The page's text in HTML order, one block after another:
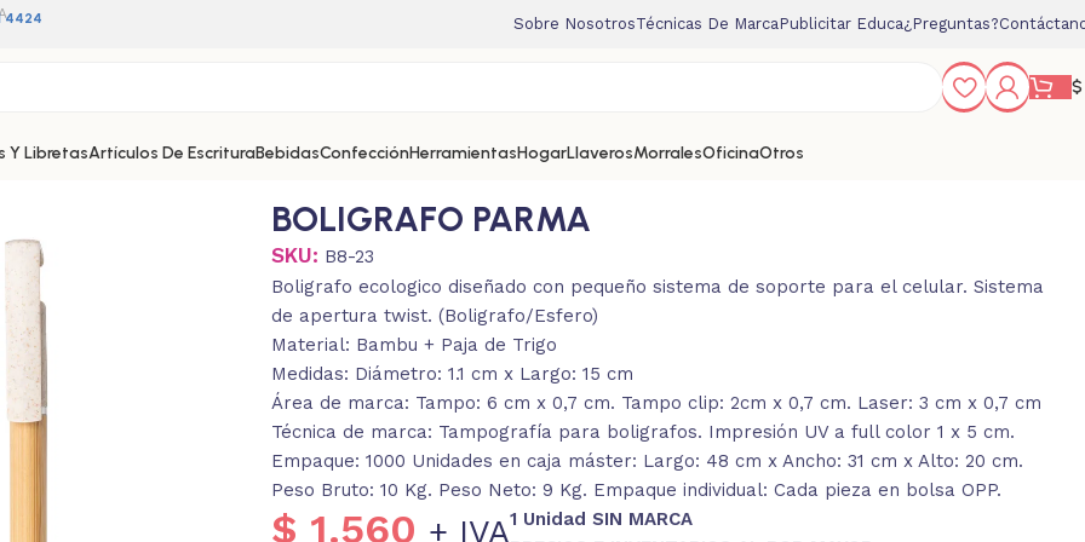
4424 Sobre NosotrosTécnicas De MarcaPublicitar Educa¿Preguntas?
$
Y LibretasArtículos De EscrituraBebidasConfecciónHerramientasHogarLlaverosMorralesOficinaOtros
BOLIGRAFO PARMA
SKU: B8-23
Boligrafo ecologico diseñado con pequeño sistema de soporte para el celular. Sistema
de apertura twist. (Boligrafo/Esfero)
Material: Bambu + Paja de Trigo
Medidas: Diámetro: 1.1 cm x Largo: 15 cm
Área de marca: Tampo: 6 cm x 0,7 cm. Tampo clip: 2cm x 0,7 cm. Laser: 3 cm x 0,7 cm
Técnica de marca: Tampografía para boligrafos. Impresión UV a full color 1 x 5 cm.
Empaque: 1000 Unidades en caja máster: Largo: 48 cm x Ancho: 31 cm x Alto: 20 cm.
Peso Bruto: 10 Kg. Peso Neto: 9 Kg. Empaque individual: Cada pieza en bolsa OPP.
$ 1.560 + IVA1 Unidad SIN MARCA